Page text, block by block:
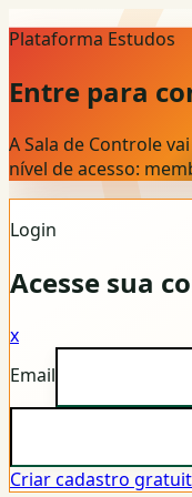
Plataforma Estudos
Entre para
A Sala de Controle
nível de acesso:
Login
Acesse sua
x
Email
Criar cadastro